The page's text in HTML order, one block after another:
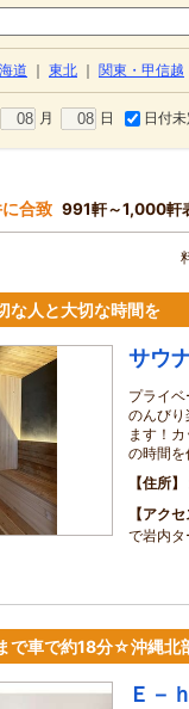
道 東北 関東・甲信越
月 日 日付未
合致 991軒～1,000軒
な人と大切な時間を
サウ
プライ
のんび
ます！
の時間を
住所
アクセ
で岩内
で車で約18分☆沖縄北
Ｅ－